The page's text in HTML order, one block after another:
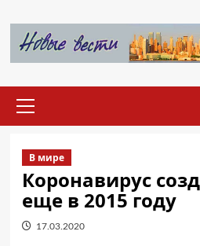
содержимому
меню
В мире
Коронавирус
еще в 2015 году
17.03.2020